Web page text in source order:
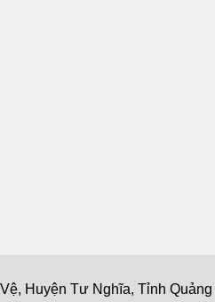
Huyện Tư Nghĩa, Tỉnh